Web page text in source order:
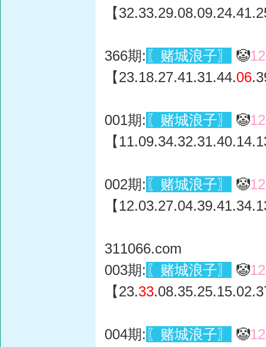
【
366期: 〖赌城浪子〗 🤡
【23.18.27.41.31.44.06
001期: 〖赌城浪子〗 🤡
【
002期: 〖赌城浪子〗 🤡
【
311066.com
003期: 〖赌城浪子〗 🤡
【23.33
004期: 〖赌城浪子〗 🤡